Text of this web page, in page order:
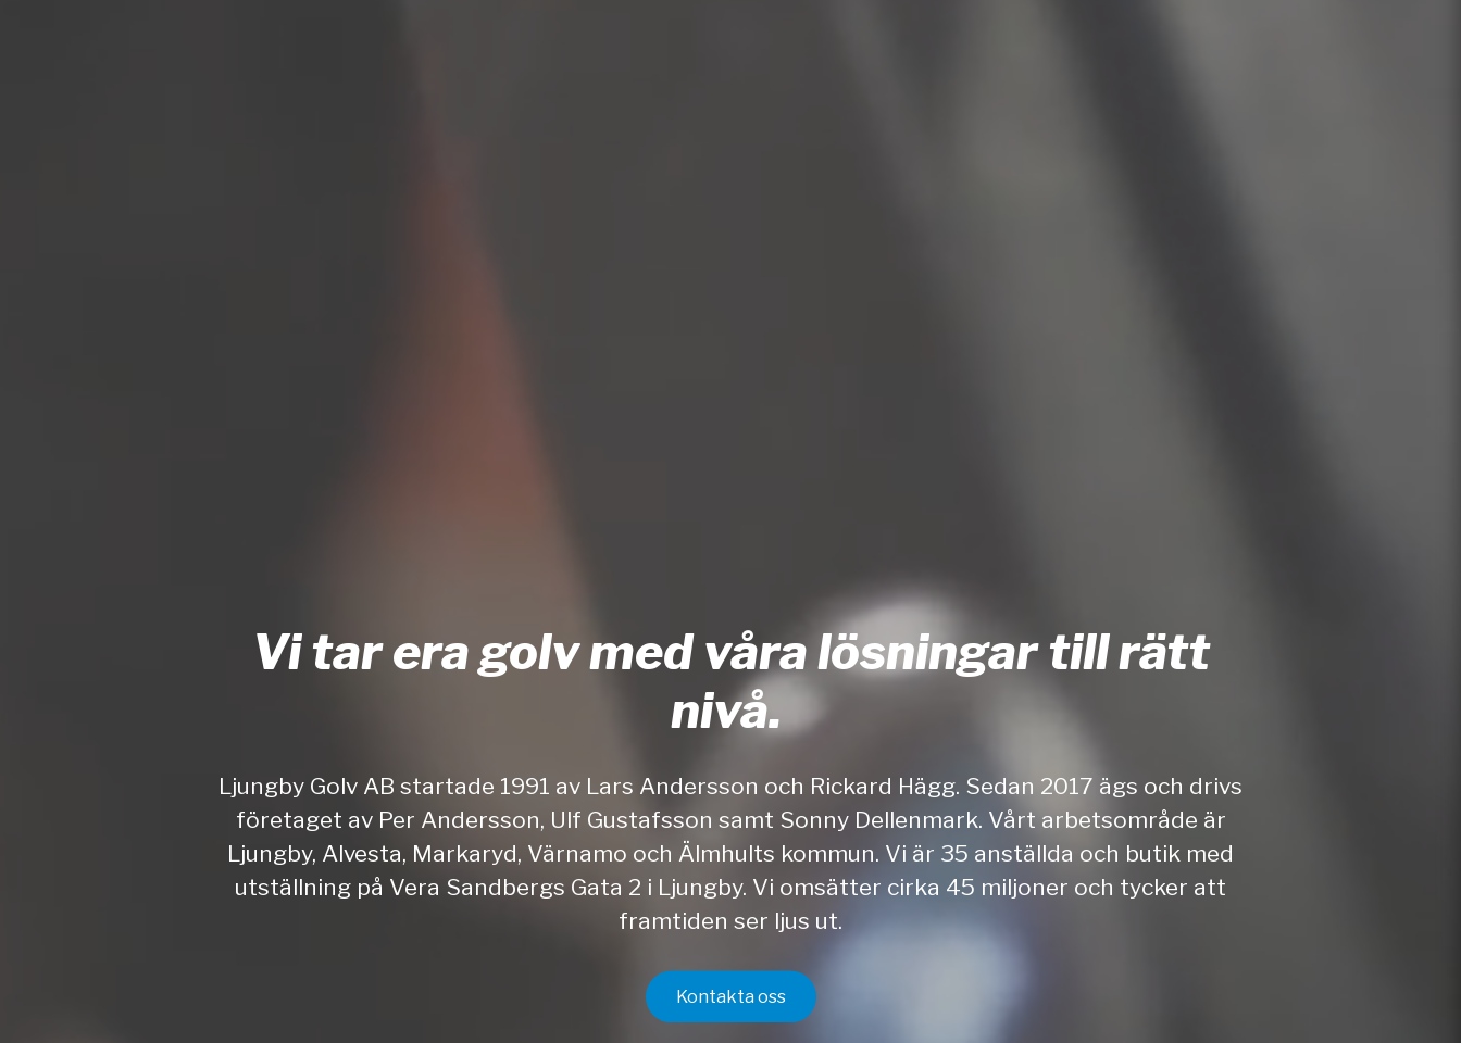
Vi tar era golv med våra lösningar till rätt
nivå.
Ljungby Golv AB startade 1991 av Lars Andersson och Rickard Hägg. Sedan 2017 ägs och drivs
företaget av Per Andersson, Ulf Gustafsson samt Sonny Dellenmark. Vårt arbetsområde är
Ljungby, Alvesta, Markaryd, Värnamo och Älmhults kommun. Vi är 35 anställda och butik med
utställning på Vera Sandbergs Gata 2 i Ljungby. Vi omsätter cirka 45 miljoner och tycker att
framtiden ser ljus ut.
Kontakta oss